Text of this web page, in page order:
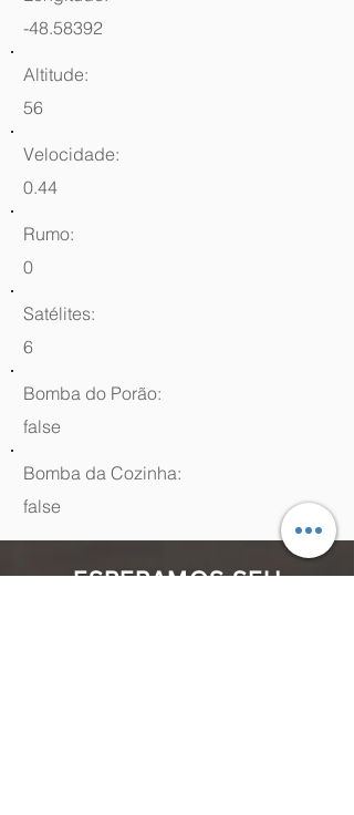
-48.58392
Altitude:
56
Velocidade:
0.44
Rumo:
0
Satélites:
6
Bomba do Porão:
false
Bomba da Cozinha:
false
ESPERAMOS SEU